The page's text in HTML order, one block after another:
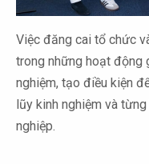
Việc đăng cai tổ chức
trong những hoạt động
nghiệm, tạo điều kiện
lũy kinh nghiệm và
nghiệp.